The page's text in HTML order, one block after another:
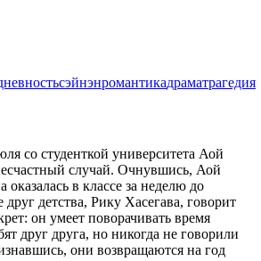
сэйнэнромантикадраматрагедия
со студенткой университета Аой
случай. Очнувшись, Аой
оказалась в классе за неделю до
детства, Рику Хасегава, говорит
он умеет поворачивать время
друг друга, но никогда не говорили
они возвращаются на год